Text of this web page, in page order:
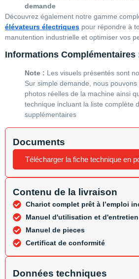
demande
Découvrez également notre gamme
élévateurs électriques pour répondre à
manutention industrielle et optimiser vos
Informations Complémentaires
Note : Les visuels présentés sont
Sur simple demande, nous
photos réelles de la machine ainsi
technique incluant la liste complète
supplémentaires
Documents
Télécharger la fiche technique en
Contenu de la livraison
Chariot complet prêt à l’emploi
Manuel d'utilisation et d'entretien
Manuel de pieces
Certificat de conformité
Données techniques